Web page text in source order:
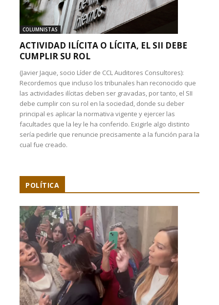
COLUMNISTAS
ACTIVIDAD ILÍCITA O LÍCITA, EL SII DEBE
CUMPLIR SU ROL
(Javier Jaque, socio Líder de CCL Auditores Consultores):
Recordemos que incluso los tribunales han reconocido que
las actividades ilícitas deben ser gravadas, por tanto, el SII
debe cumplir con su rol en la sociedad, donde su deber
principal es aplicar la normativa vigente y ejercer las
facultades que la ley le ha conferido. Exigirle algo distinto
sería pedirle que renuncie precisamente a la función para la
cual fue creado.
POLÍTICA